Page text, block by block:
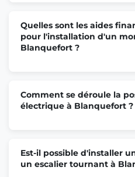
Quelles sont les aides
pour l'installation d'un
Blanquefort ?
Comment se déroule la
électrique à Blanquefort ?
Est-il possible d'installer
un escalier tournant à